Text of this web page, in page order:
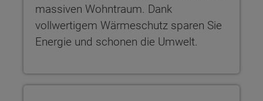
massiven Wohntraum. Dank
vollwertigem Wärmeschutz sparen Sie
Energie und schonen die Umwelt.